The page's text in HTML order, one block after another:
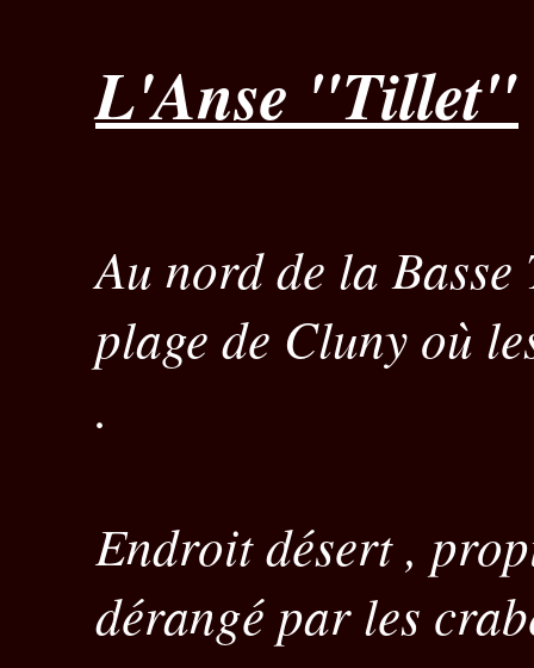
L'Anse "Tillet"
Au nord de la
plage de Cluny où
.
Endroit désert ,
dérangé par les